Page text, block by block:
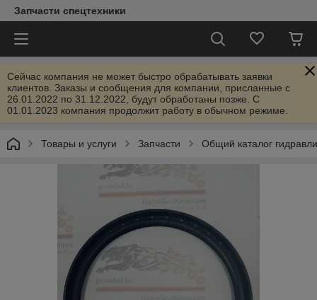
Запчасти спецтехники
Сейчас компания не может быстро обрабатывать заявки
клиентов. Заказы и сообщения для компании, присланные с
26.01.2022 по 31.12.2022, будут обработаны позже. С
01.01.2023 компания продолжит работу в обычном режиме.
Товары и услуги Запчасти Общий каталог